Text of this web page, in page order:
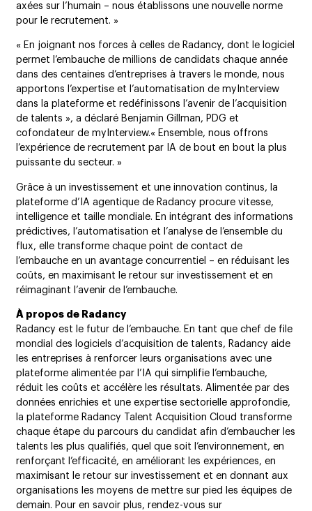
axées sur l’humain – nous établissons une nouvelle norme
pour le recrutement. »
« En joignant nos forces à celles de Radancy, dont le logiciel
permet l’embauche de millions de candidats chaque année
dans des centaines d’entreprises à travers le monde, nous
apportons l’expertise et l’automatisation de myInterview
dans la plateforme et redéfinissons l’avenir de l’acquisition
de talents », a déclaré Benjamin Gillman, PDG et
cofondateur de myInterview.« Ensemble, nous offrons
l’expérience de recrutement par IA de bout en bout la plus
puissante du secteur. »
Grâce à un investissement et une innovation continus, la
plateforme d’IA agentique de Radancy procure vitesse,
intelligence et taille mondiale. En intégrant des informations
prédictives, l’automatisation et l’analyse de l’ensemble du
flux, elle transforme chaque point de contact de
l’embauche en un avantage concurrentiel – en réduisant les
coûts, en maximisant le retour sur investissement et en
réimaginant l’avenir de l’embauche.
À propos de Radancy
Radancy est le futur de l’embauche. En tant que chef de file
mondial des logiciels d’acquisition de talents, Radancy aide
les entreprises à renforcer leurs organisations avec une
plateforme alimentée par l’IA qui simplifie l’embauche,
réduit les coûts et accélère les résultats. Alimentée par des
données enrichies et une expertise sectorielle approfondie,
la plateforme Radancy Talent Acquisition Cloud transforme
chaque étape du parcours du candidat afin d’embaucher les
talents les plus qualifiés, quel que soit l’environnement, en
renforçant l’efficacité, en améliorant les expériences, en
maximisant le retour sur investissement et en donnant aux
organisations les moyens de mettre sur pied les équipes de
demain. Pour en savoir plus, rendez-vous sur